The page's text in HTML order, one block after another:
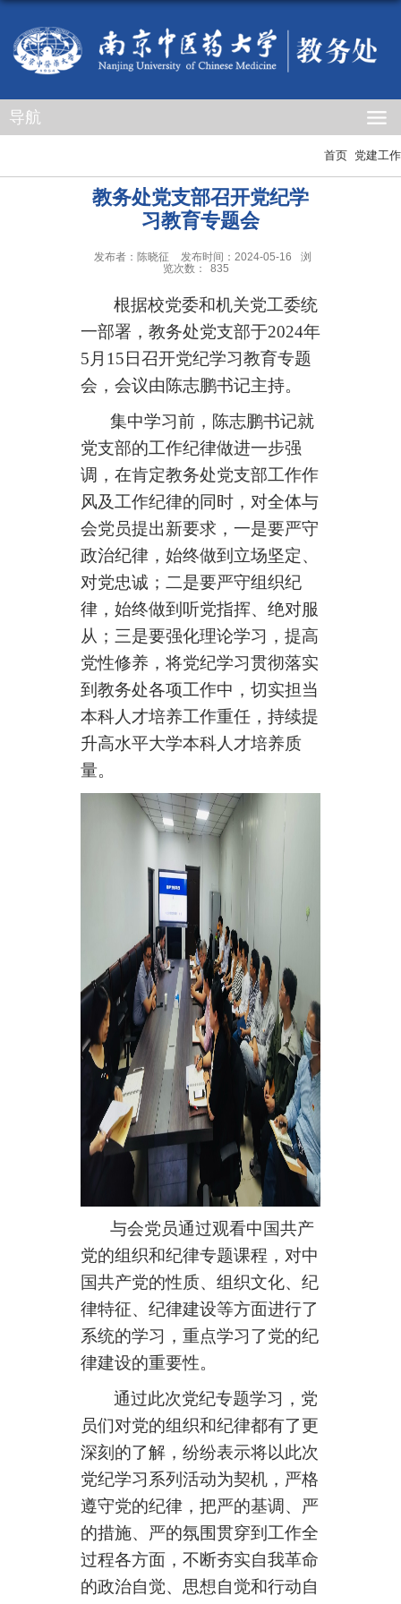
导航
首页 党建工作
教务处党支部召开党纪学
习教育专题会
发布者：陈晓征 发布时间：2024-05-16
浏
览次数：
835
根据校党委和机关党工委统
一部署，教务处党支部于2024年
5 月 15 日召开党纪学习教育专题
会，会议由陈志鹏书记主持。
集中学习前，陈志鹏书记就
党支部的工作纪律做进一步强
调，在肯定教务处党支部工作作
风及工作纪律的同时，对全体与
会党员提出新要求，一是要严守
政治纪律，始终做到立场坚定、
对党忠诚；二是要严守组织纪
律，始终做到听党指挥、绝对服
从；三是要强化理论学习，提高
党性修养，将党纪学习贯彻落实
到教务处各项工作中，切实担当
本科人才培养工作重任，持续提
升高水平大学本科人才培养质
量。
与会党员通过观看中国共产
党的组织和纪律专题课程，对中
国共产党的性质、组织文化、纪
律特征、纪律建设等方面进行了
系统的学习，重点学习了党的纪
律建设的重要性。
通过此次党纪专题学习，党
员们对党的组织和纪律都有了更
深刻的了解，纷纷表示将以此次
党纪学习系列活动为契机，严格
遵守党的纪律，把严的基调、严
的措施、严的氛围贯穿到工作全
过程各方面，不断夯实自我革命
的政治自觉、思想自觉和行动自